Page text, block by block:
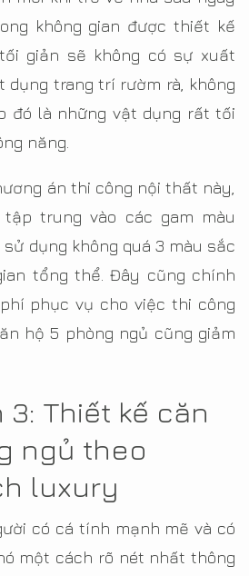
không gian được thiết kế
giản sẽ không có sự xuất
dụng trang trí rườm rà, không
đó là những vật dụng rất tối
năng.
án thi công nội thất này,
trung vào các gam màu
dụng không quá 3 màu sắc
tổng thể. Đây cũng chính
phục vụ cho việc thi công
hộ 5 phòng ngủ cũng giảm
3: Thiết kế căn
ngủ theo
luxury
có cá tính mạnh mẽ và có
một cách rõ nét nhất thông